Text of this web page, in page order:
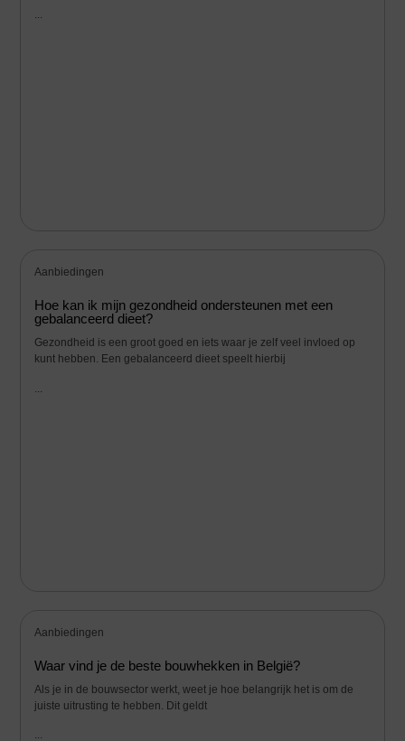
...
Aanbiedingen
Hoe kan ik mijn gezondheid ondersteunen met een
gebalanceerd dieet?
Gezondheid is een groot goed en iets waar je zelf veel invloed op
kunt hebben. Een gebalanceerd dieet speelt hierbij
Aanbiedingen
Waar vind je de beste bouwhekken in België?
Als je in de bouwsector werkt, weet je hoe belangrijk het is om de
juiste uitrusting te hebben. Dit geldt
...